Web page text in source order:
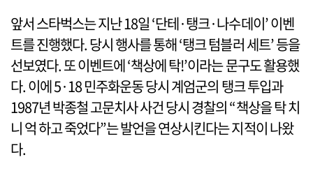
앞서 스타벅스는 지난 18일 ‘단테·탱크·나수데이’ 이벤
트를 진행했다. 당시 행사를 통해 ‘탱크 텀블러 세트’ 등을
선보였다. 또 이벤트에 ‘책상에 탁!’이라는 문구도 활용했
다. 이에 5·18 민주화운동 당시 계엄군의 탱크 투입과
1987년 박종철 고문치사 사건 당시 경찰의 “책상을 탁 치
니 억 하고 죽었다”는 발언을 연상시킨다는 지적이 나왔
다.